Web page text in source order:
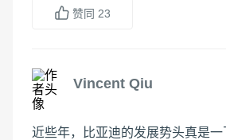
赞同 23
Vincent Qiu
近些年，比亚迪的发展势头真是